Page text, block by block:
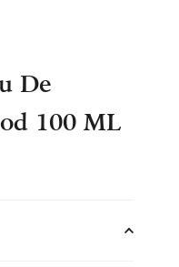
De
100 ML